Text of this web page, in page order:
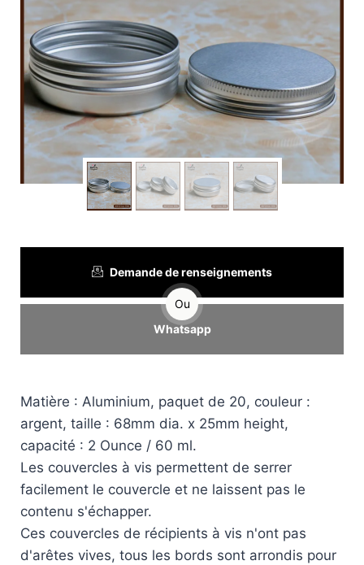
Demande de renseignements
Ou
Whatsapp
Matière : Aluminium, paquet de 20, couleur :
argent, taille : 68mm dia. x 25mm height,
capacité : 2 Ounce / 60 ml.
Les couvercles à vis permettent de serrer
facilement le couvercle et ne laissent pas le
contenu s'échapper.
Ces couvercles de récipients à vis n'ont pas
d'arêtes vives, tous les bords sont arrondis pour